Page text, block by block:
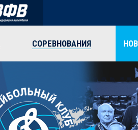
СОРЕВНОВАНИЯ